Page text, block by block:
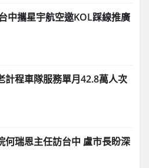
中攜星宇航空邀KOL踩線推廣
計程車隊服務單月42.8萬人次
何瑞恩主任訪台中 盧市長盼深